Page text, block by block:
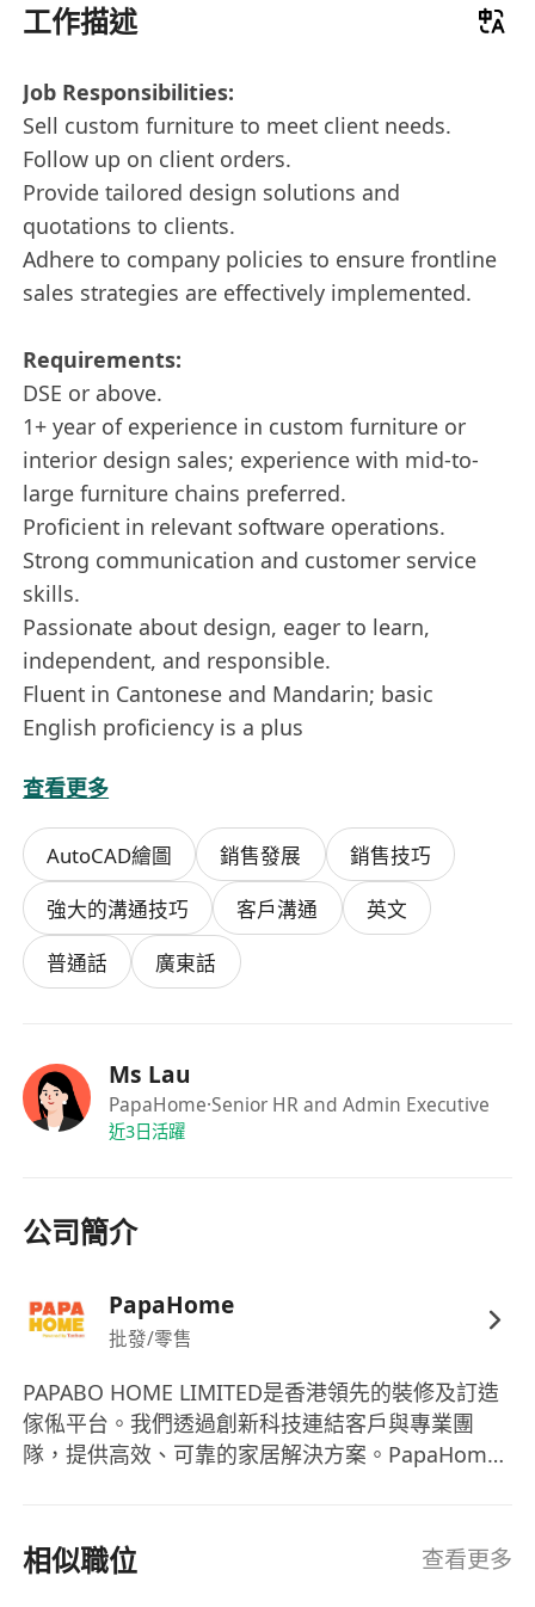
工作描述
Job Responsibilities:
Sell custom furniture to meet client needs.
Follow up on client orders.
Provide tailored design solutions and
quotations to clients.
Adhere to company policies to ensure frontline
sales strategies are effectively implemented.
Requirements:
DSE or above.
1+ year of experience in custom furniture or
interior design sales; experience with mid-to-
large furniture chains preferred.
Proficient in relevant software operations.
Strong communication and customer service
skills.
Passionate about design, eager to learn,
independent, and responsible.
Fluent in Cantonese and Mandarin; basic
English proficiency is a plus
DSE or above.
1+ year of experience in custom furniture or
interior design sales; experience with mid-to-
large furniture chains preferred.
Proficient in relevant software operations.
Strong communication and customer service
Passionate about design, eager to learn,
independent, and responsible.
Fluent in Cantonese and Mandarin; basic
如果此職位符合您的專業興趣，請立即申請！透過
人履歷遞交至 ************ 或致電********* 查
詢。Papabo Home Limited致力平等就業機會。
查看更多
AutoCAD繪圖 銷售發展
銷售技巧
強大的溝通技巧
客戶溝通
英文
普通話
廣東話
Ms Lau
PapaHome·Senior HR and Admin Executive
近3日活躍
公司簡介
PapaHome
批發/零售
PAPABO HOME LIMITED是香港領先的裝修及訂造
傢俬平台。我們透過創新科技連結客戶與專業團
隊，提供高效、可靠的家居解決方案。PapaHome
室內設計項目，在專業團隊中貢獻並成長。
相似職位 查看更多